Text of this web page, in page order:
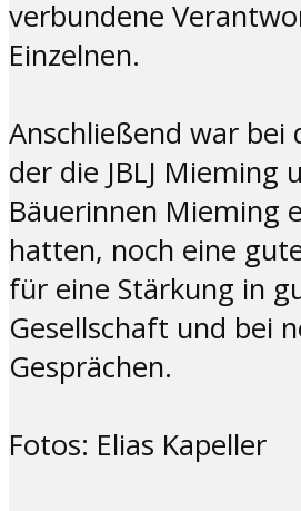
verbundene
Einzelnen.
Anschließend war bei
der die JBLJ Mieming
Bäuerinnen Mieming
hatten, noch eine
für eine Stärkung in
Gesellschaft und bei
Gesprächen.
Fotos: Elias Kapeller